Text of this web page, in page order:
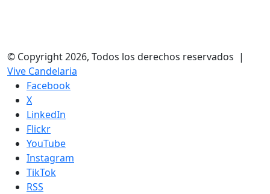
© Copyright 2026, Todos los derechos reservados |
Vive Candelaria
Facebook
X
LinkedIn
Flickr
YouTube
Instagram
TikTok
RSS